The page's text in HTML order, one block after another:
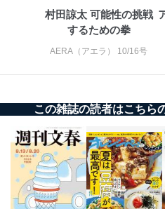
株式会社富士山マガジンサ
TEL：0570-200-223
e-mail：cs@fujisan.co.jp
制定：2005年4月1日
代表取締役会長 西野 伸一郎
個人情報の取扱いについて
１．個人情報保護管理者
村田諒太 可能性の挑戦
するための拳
AERA（アエラ） 10/16号
この雑誌の読者はこちら